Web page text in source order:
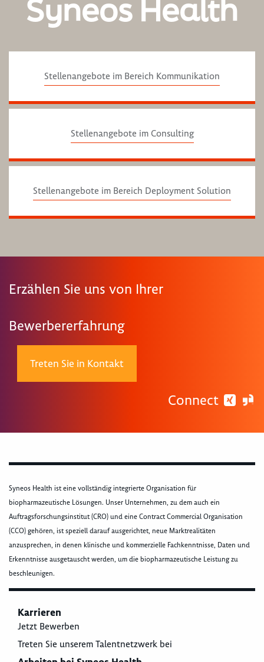
Syneos Health
Stellenangebote im Bereich Kommunikation
Stellenangebote im Consulting
Stellenangebote im Bereich Deployment Solution
Erzählen Sie uns von Ihrer
Bewerbererfahrung
Treten Sie in Kontakt
Connect
Syneos Health ist eine vollständig integrierte Organisation für
biopharmazeutische Lösungen. Unser Unternehmen, zu dem auch ein
Auftragsforschungsinstitut (CRO) und eine Contract Commercial Organisation
(CCO) gehören, ist speziell darauf ausgerichtet, neue Marktrealitäten
anzusprechen, in denen klinische und kommerzielle Fachkenntnisse, Daten und
Erkenntnisse ausgetauscht werden, um die biopharmazeutische Leistung zu
beschleunigen.
Karrieren
Jetzt Bewerben
Treten Sie unserem Talentnetzwerk bei